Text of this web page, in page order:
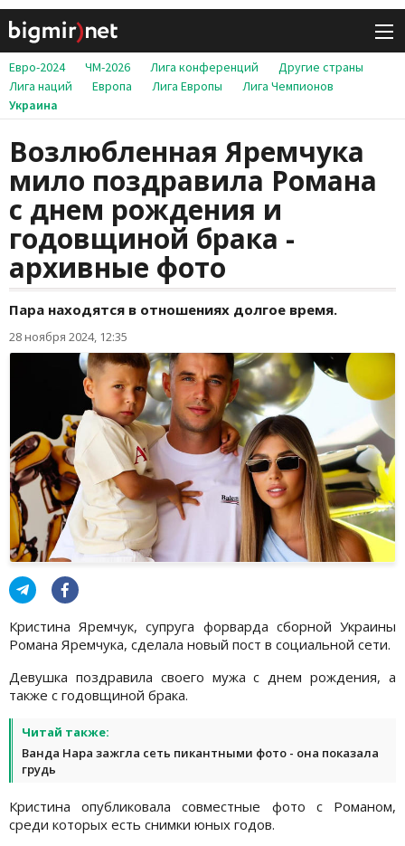
Евро-2024 ЧМ-2026 Лига конференций
Другие страны
Лига наций
Европа Лига Европы
Лига Чемпионов
Украина
Возлюбленная Яремчука
мило поздравила Романа
с днем рождения и
годовщиной брака -
архивные фото
Пара находятся в отношениях долгое время.
28 ноября 2024, 12:35
Кристина Яремчук, супруга форварда сборной Украины
Романа Яремчука, сделала новый пост в социальной сети.
Девушка поздравила своего мужа с днем рождения, а
также с годовщиной брака.
Читай также:
Ванда Нара зажгла сеть пикантными фото - она показала
грудь
Кристина опубликовала совместные фото с Романом,
среди которых есть снимки юных годов.